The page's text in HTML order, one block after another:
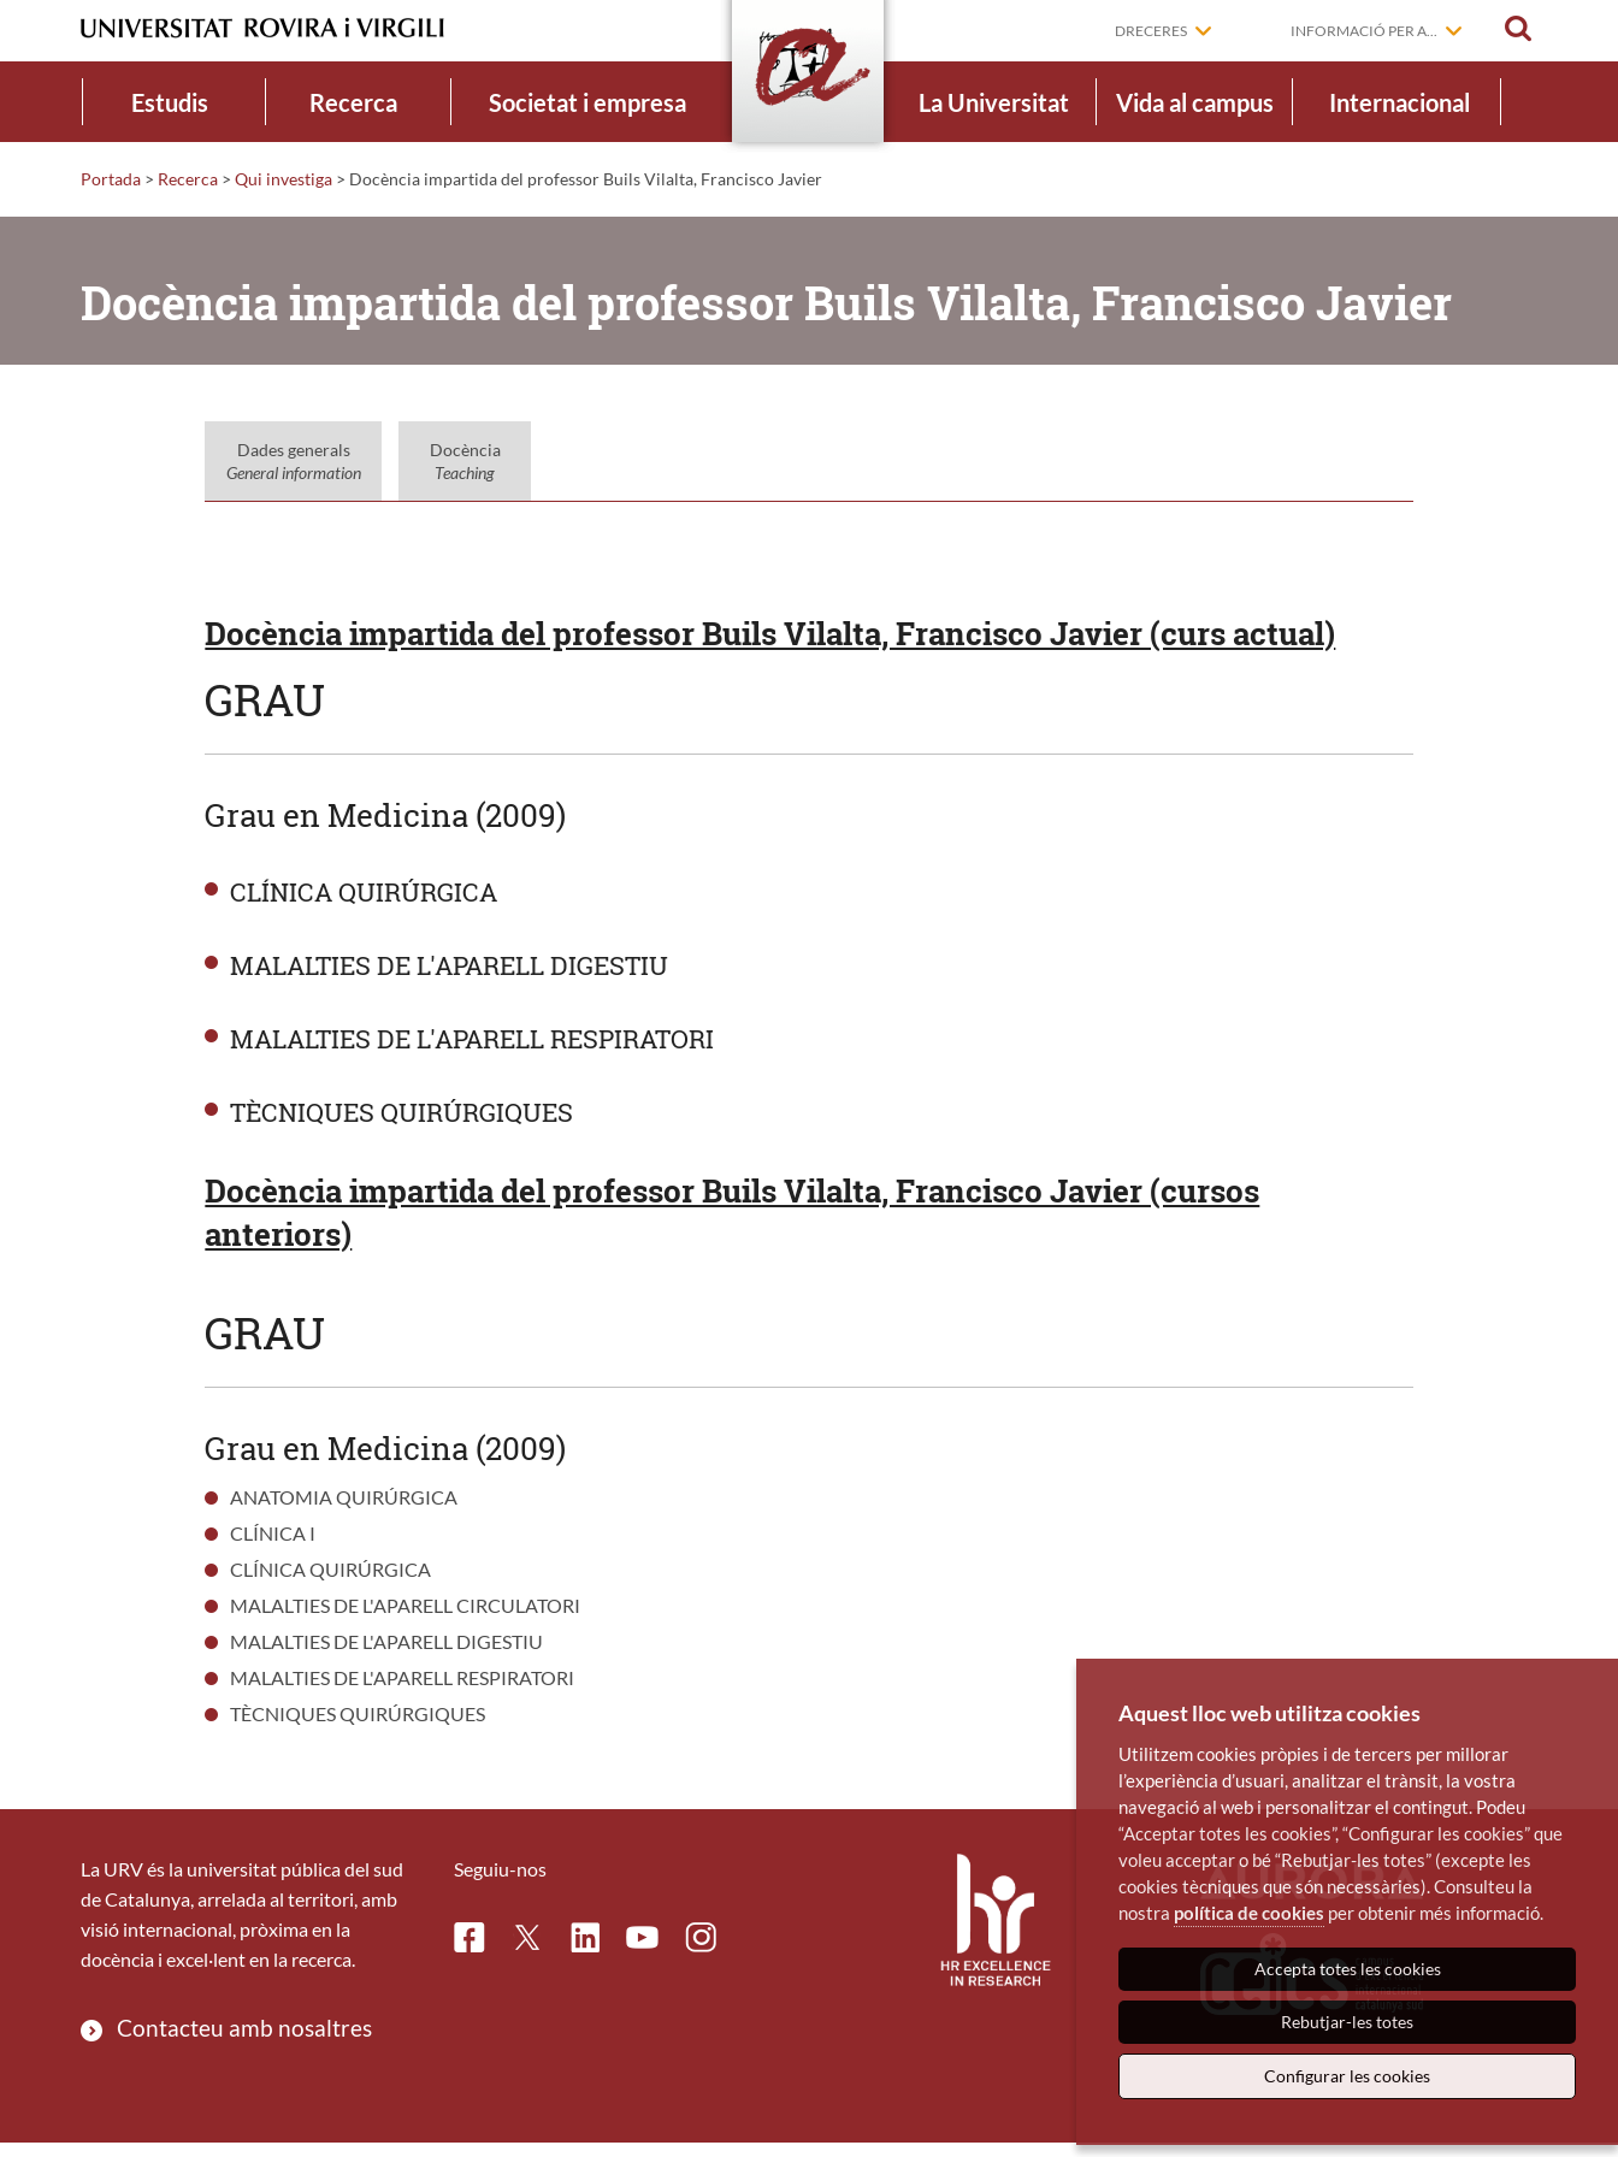
DRECERES INFORMACIÓ PER A...
Estudis Recerca Societat i empresa La Universitat Vida al campus Internacional
Portada > Recerca > Qui investiga > Docència impartida del professor Buils Vilalta, Francisco Javier
Docència impartida del professor Buils Vilalta, Francisco Javier
Dades generals
General information
Docència
Teaching
Docència impartida del professor Buils Vilalta, Francisco Javier (curs actual)
GRAU
Grau en Medicina (2009)
CLÍNICA QUIRÚRGICA
MALALTIES DE L'APARELL DIGESTIU
MALALTIES DE L'APARELL RESPIRATORI
TÈCNIQUES QUIRÚRGIQUES
Docència impartida del professor Buils Vilalta, Francisco Javier (cursos
anteriors)
GRAU
Grau en Medicina (2009)
ANATOMIA QUIRÚRGICA
CLÍNICA I
CLÍNICA QUIRÚRGICA
MALALTIES DE L'APARELL CIRCULATORI
MALALTIES DE L'APARELL DIGESTIU
MALALTIES DE L'APARELL RESPIRATORI
TÈCNIQUES QUIRÚRGIQUES
La URV és la universitat pública del sud
de Catalunya, arrelada al territori, amb
visió internacional, pròxima en la
docència i excel·lent en la recerca.
Contacteu amb nosaltres
Seguiu-nos
FacebookTwitterLinkedinYoutubeInstagram
Aquest lloc web utilitza cookies
Utilitzem cookies pròpies i de tercers per millorar
l’experiència d’usuari, analitzar el trànsit, la vostra
navegació al web i personalitzar el contingut. Podeu
“Acceptar totes les cookies”, “Configurar les cookies” que
voleu acceptar o bé “Rebutjar-les totes” (excepte les
cookies tècniques que són necessàries). Consulteu la
nostra política de cookies per obtenir més informació.
Accepta totes les cookies
Rebutjar-les totes
Configurar les cookies